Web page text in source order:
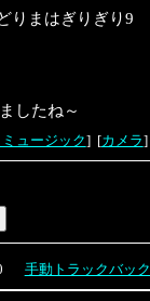
りまはぎりぎり9
したね～
ュージック] [カメラ]
手動トラックバック